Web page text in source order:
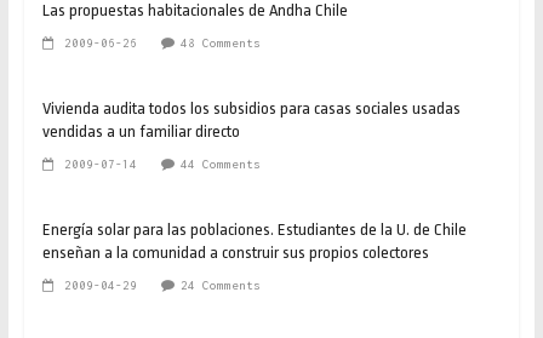
Las propuestas habitacionales de Andha Chile
2009-06-26 48 Comments
Vivienda audita todos los subsidios para casas sociales usadas
vendidas a un familiar directo
2009-07-14 44 Comments
Energía solar para las poblaciones. Estudiantes de la U. de Chile
enseñan a la comunidad a construir sus propios colectores
2009-04-29 24 Comments